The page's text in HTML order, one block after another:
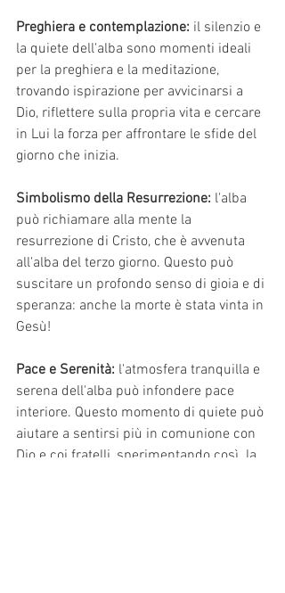
Preghiera e contemplazione: il silenzio e
la quiete dell'alba sono momenti ideali
per la preghiera e la meditazione,
trovando ispirazione per avvicinarsi a
Dio, riflettere sulla propria vita e cercare
in Lui la forza per affrontare le sfide del
giorno che inizia.
Simbolismo della Resurrezione: l'alba
può richiamare alla mente la
resurrezione di Cristo, che è avvenuta
all'alba del terzo giorno. Questo può
suscitare un profondo senso di gioia e di
speranza: anche la morte è stata vinta in
Gesù!
Pace e Serenità: l'atmosfera tranquilla e
serena dell'alba può infondere pace
interiore. Questo momento di quiete può
aiutare a sentirsi più in comunione con
Dio e coi fratelli, sperimentando così  la